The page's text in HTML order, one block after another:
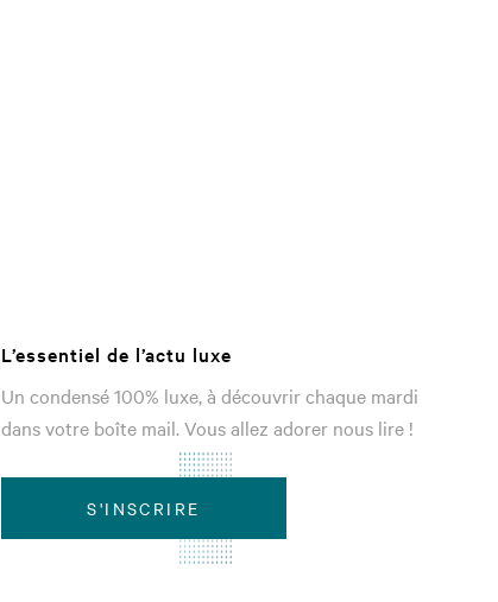
L’essentiel de l’actu luxe
Un condensé 100% luxe, à découvrir chaque mardi
dans votre boîte mail. Vous allez adorer nous lire !
S'INSCRIRE